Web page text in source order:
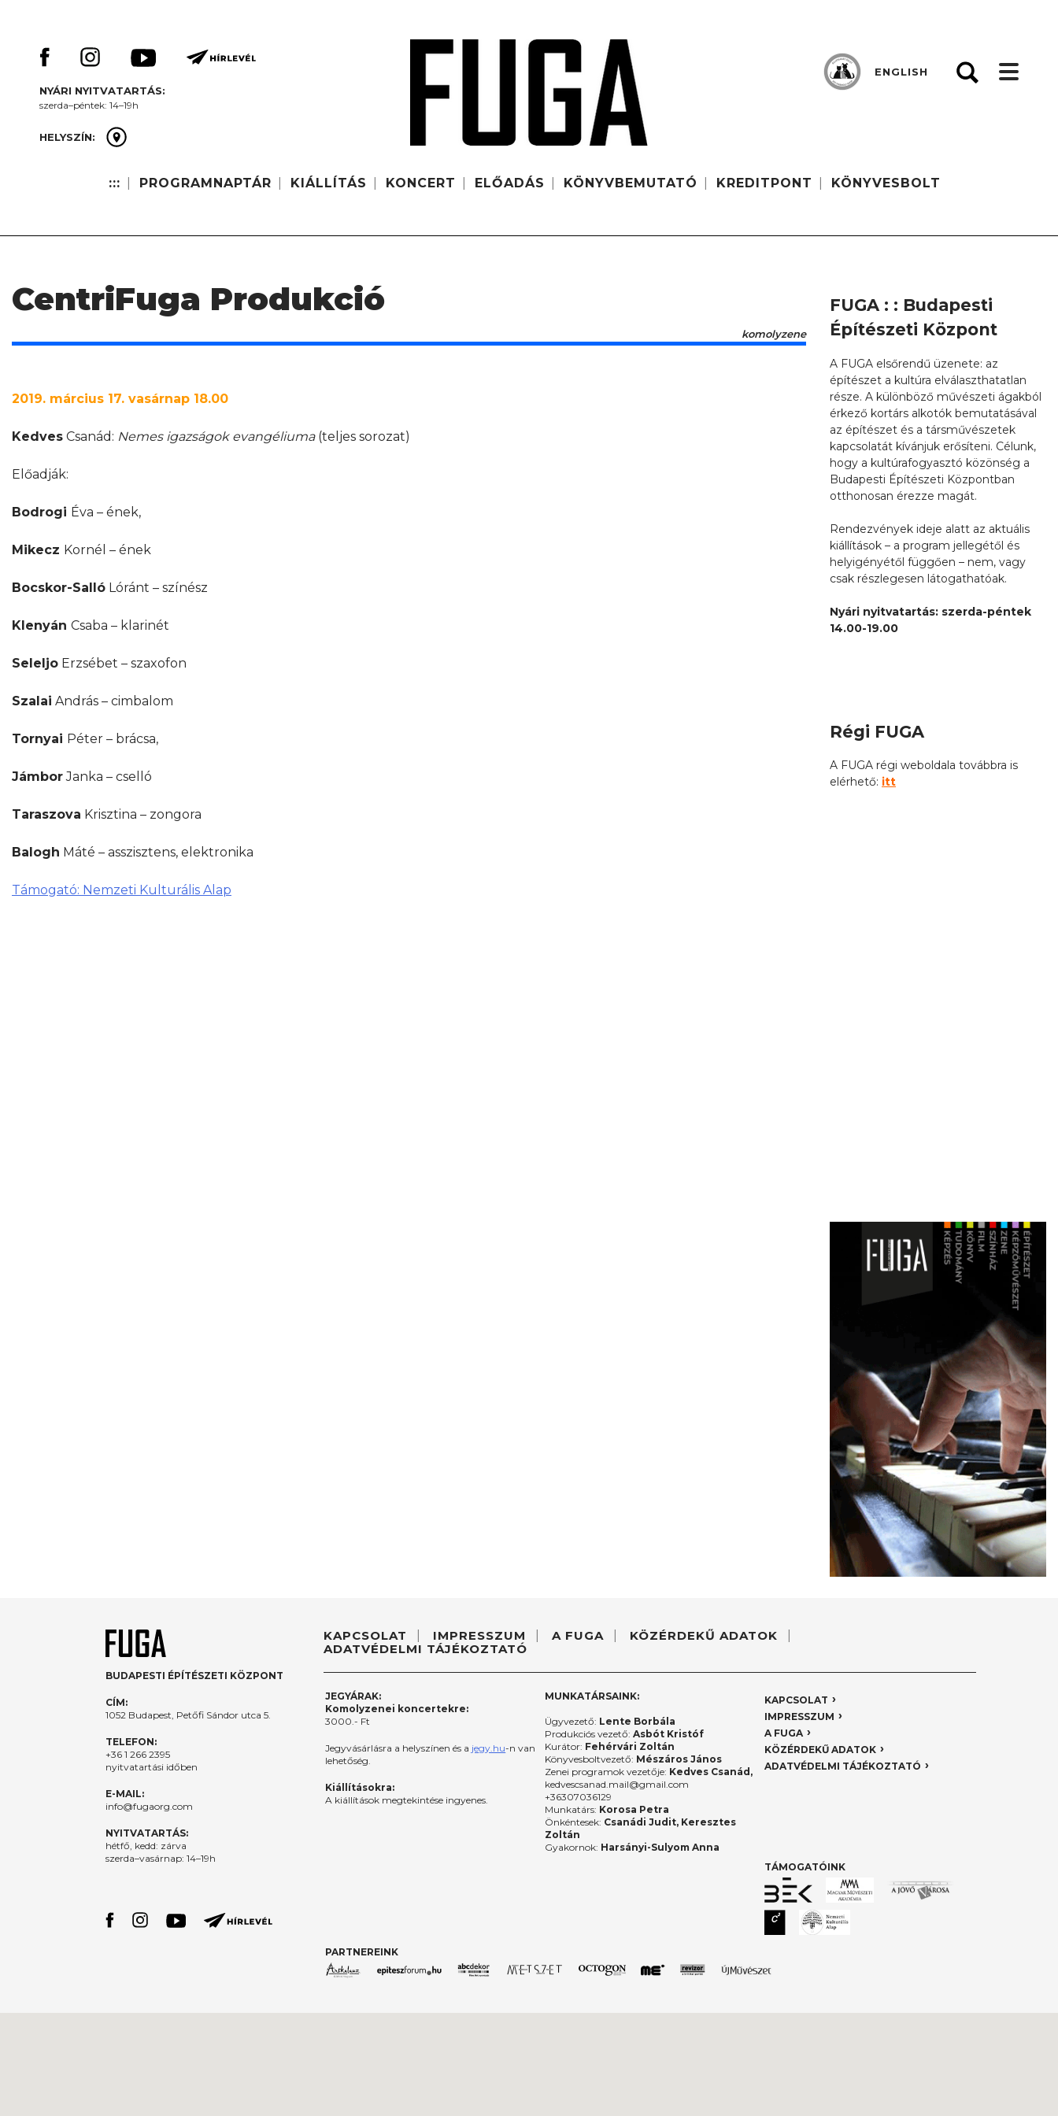
NYÁRI NYITVATARTÁS:
szerda–péntek: 14–19h
HELYSZÍN:
::: PROGRAMNAPTÁR KIÁLLÍTÁS KONCERT ELŐADÁS KÖNYVBEMUTATÓ KREDITPONT KÖNYVESBOLT
ENGLISH
CentriFuga Produkció
komolyzene
2019. március 17. vasárnap 18.00
Kedves Csanád: Nemes igazságok evangéliuma(teljes sorozat)
Előadják:
Bodrogi Éva – ének,
Mikecz Kornél – ének
Bocskor-Salló Lóránt – színész
Klenyán Csaba – klarinét
Seleljo Erzsébet – szaxofon
Szalai András – cimbalom
Tornyai Péter – brácsa,
JámborJanka – cselló
Taraszova Krisztina – zongora
Balogh Máté – asszisztens, elektronika
Támogató: Nemzeti Kulturális Alap
FUGA : : Budapesti
Építészeti Központ
A FUGA elsőrendű üzenete: az
építészet a kultúra elválaszthatatlan
része. A különböző művészeti ágakból
érkező kortárs alkotók bemutatásával
az építészet és a társművészetek
kapcsolatát kívánjuk erősíteni. Célunk,
hogy a kultúrafogyasztó közönség a
Budapesti Építészeti Központban
otthonosan érezze magát.
Rendezvények ideje alatt az aktuális
kiállítások – a program jellegétől és
helyigényétől függően – nem, vagy
csak részlegesen látogathatóak.
Nyári nyitvatartás: szerda-péntek
14.00-19.00
Régi FUGA
A FUGA régi weboldala továbbra is
elérhető: itt
BUDAPESTI ÉPÍTÉSZETI KÖZPONT
CÍM:
1052 Budapest, Petőfi Sándor utca 5.
TELEFON:
+36 1 266 2395
nyitvatartási időben
E-MAIL:
info@fugaorg.com
NYITVATARTÁS:
hétfő, kedd: zárva
szerda–vasárnap: 14–19h
KAPCSOLAT IMPRESSZUM A FUGA
KÖZÉRDEKŰ ADATOK
ADATVÉDELMI TÁJÉKOZTATÓ
JEGYÁRAK:
Komolyzenei koncertekre:
3000.- Ft
Jegyvásárlásra a helyszínen és a jegy.hu-n van
lehetőség.
Kiállításokra:
A kiállítások megtekintése ingyenes.
MUNKATÁRSAINK:
Ügyvezető: Lente Borbála
Produkciós vezető: Asbót Kristóf
Kurátor: Fehérvári Zoltán
Könyvesboltvezető: Mészáros János
Zenei programok vezetője: Kedves Csanád,
kedvescsanad.mail@gmail.com
+36307036129
Munkatárs: Korosa Petra
Önkéntesek: Csanádi Judit, Keresztes
Zoltán
Gyakornok: Harsányi-Sulyom Anna
KAPCSOLAT
IMPRESSZUM
A FUGA
KÖZÉRDEKŰ ADATOK
ADATVÉDELMI TÁJÉKOZTATÓ
TÁMOGATÓINK
PARTNEREINK